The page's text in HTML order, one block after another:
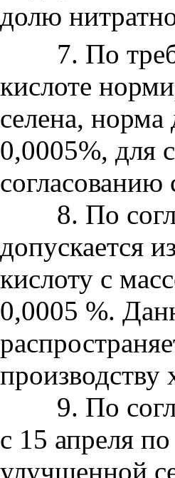
долю
7. По
кислоте
селена,
0,0005%, для
согласованию
8. По
допускается
кислоту с
0,0005 %.
производству
9. По
с 15 апреля
улучшенной